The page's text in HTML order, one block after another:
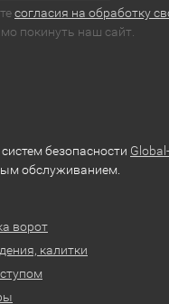
согласия на обработку
покинуть наш сайт.
безопасности Global-
обслуживанием.
ворот
калитки